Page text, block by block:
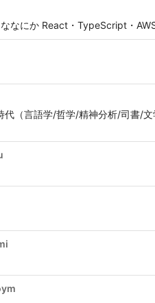
なにか React・TypeScript・
（言語学/哲学/精神分析/司書/